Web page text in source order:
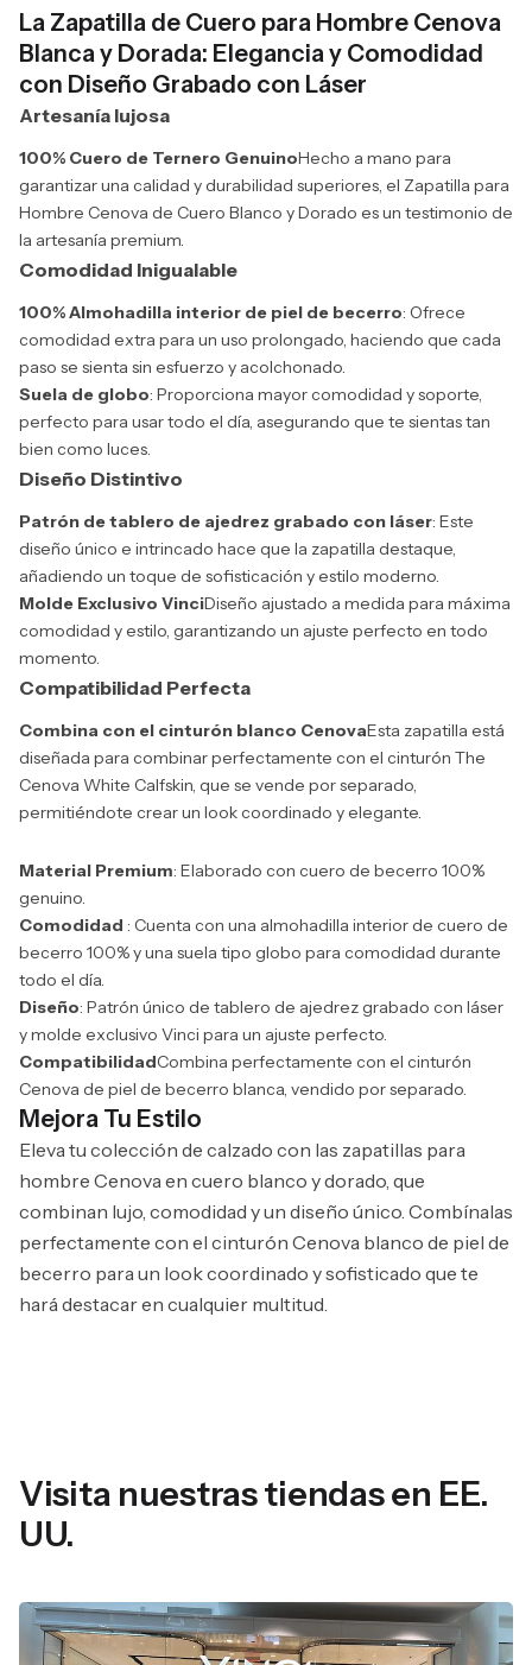
La Zapatilla de Cuero para Hombre Cenova
Blanca y Dorada: Elegancia y Comodidad
con Diseño Grabado con Láser
Artesanía lujosa
100% Cuero de Ternero GenuinoHecho a mano para
garantizar una calidad y durabilidad superiores, el Zapatilla para
Hombre Cenova de Cuero Blanco y Dorado es un testimonio de
la artesanía premium.
Comodidad Inigualable
100% Almohadilla interior de piel de becerro: Ofrece
comodidad extra para un uso prolongado, haciendo que cada
paso se sienta sin esfuerzo y acolchonado.
Suela de globo: Proporciona mayor comodidad y soporte,
perfecto para usar todo el día, asegurando que te sientas tan
bien como luces.
Diseño Distintivo
Patrón de tablero de ajedrez grabado con láser: Este
diseño único e intrincado hace que la zapatilla destaque,
añadiendo un toque de sofisticación y estilo moderno.
Molde Exclusivo VinciDiseño ajustado a medida para máxima
comodidad y estilo, garantizando un ajuste perfecto en todo
momento.
Compatibilidad Perfecta
Combina con el cinturón blanco CenovaEsta zapatilla está
diseñada para combinar perfectamente con el cinturón The
Cenova White Calfskin, que se vende por separado,
permitiéndote crear un look coordinado y elegante.
Material Premium: Elaborado con cuero de becerro 100%
genuino.
Comodidad : Cuenta con una almohadilla interior de cuero de
becerro 100% y una suela tipo globo para comodidad durante
todo el día.
Diseño: Patrón único de tablero de ajedrez grabado con láser
y molde exclusivo Vinci para un ajuste perfecto.
CompatibilidadCombina perfectamente con el cinturón
Cenova de piel de becerro blanca, vendido por separado.
Mejora Tu Estilo
Eleva tu colección de calzado con las zapatillas para
hombre Cenova en cuero blanco y dorado, que
combinan lujo, comodidad y un diseño único. Combínalas
perfectamente con el cinturón Cenova blanco de piel de
becerro para un look coordinado y sofisticado que te
hará destacar en cualquier multitud.
Visita nuestras tiendas en EE.
UU.